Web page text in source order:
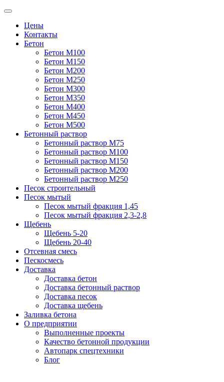
Цены
Контакты
Бетон
Бетон М100
Бетон М150
Бетон М200
Бетон М250
Бетон М300
Бетон М350
Бетон М400
Бетон М450
Бетон М500
Бетонный раствор
Бетонный раствор М75
Бетонный раствор М100
Бетонный раствор М150
Бетонный раствор М200
Бетонный раствор М250
Песок строительный
Песок мытый
Песок мытый фракция 1,45
Песок мытый фракция 2,3-2,8
Щебень
Щебень 5-20
Щебень 20-40
Отсевная смесь
Пескосмесь
Доставка
Доставка бетон
Доставка бетонный раствор
Доставка песок
Доставка щебень
Заливка бетона
О предприятии
Выполненные проекты
Качество бетонной продукции
Автопарк спецтехники
Блог